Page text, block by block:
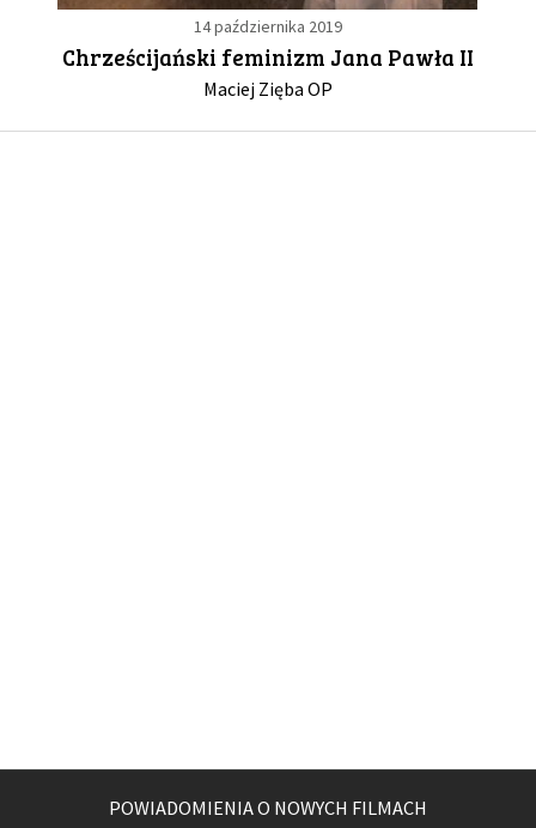
GALERIA
DRUŻYNA
14 października 2019
Chrześcijański feminizm Jana Pawła II
Maciej Zięba OP
POWIADOMIENIA O NOWYCH FILMACH